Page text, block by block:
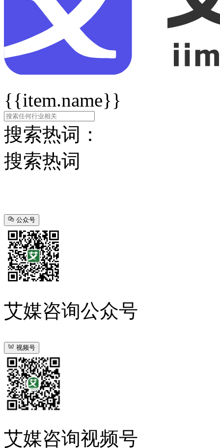
{{item.name}}
搜索热词：
搜索热词
公众号
艾媒咨询公众号
视频号
艾媒咨询视频号